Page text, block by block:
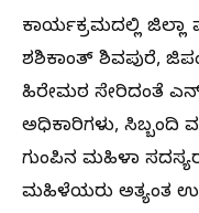
ಕಾರ್ಯಕ್ರಮದಲ್ಲಿ
ಶಶಿಕಾಂತ್ ಶಿವಪುರೆ,
ಹಿರೇಮಠ ಸೇರಿದಂತೆ
ಅಧಿಕಾರಿಗಳು, ಸಿಬ್ಬಂದಿ
ಗುಂಪಿನ ಮಹಿಳಾ
ಮಹಿಳೆಯರು ಅತ್ಯಂತ